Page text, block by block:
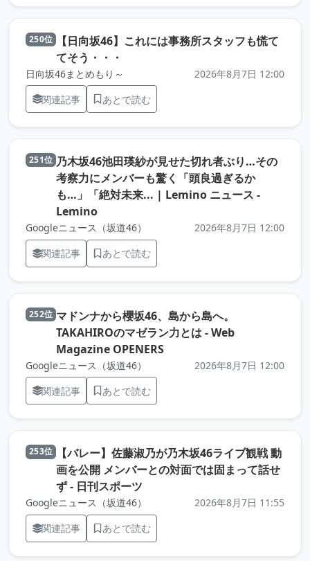
250位
【日向坂46】これには事務所スタッフも慌て
てそう・・・
日向坂46まとめもり～
2026年8月7日 12:00
関連記事
あとで読む
251位 乃木坂46池田瑛紗が見せた切れ者ぶり…その
考察力にメンバーも驚く「頭良過ぎるか
も…」「絶対未来... | Lemino ニュース -
Lemino（元記事を新しいタブで開きます）
Googleニュース（坂道46）
2026年8月7日 12:00
関連記事
あとで読む
252位 マドンナから櫻坂46、島から島へ。
TAKAHIROのマゼラン力とは - Web
Magazine OPENERS（元記事を新しいタブで開
Googleニュース（坂道46）
2026年8月7日 12:00
関連記事
あとで読む
253位
【バレー】佐藤淑乃が乃木坂46ライブ観戦 動
画を公開 メンバーとの対面では固まって話せ
ず - 日刊スポーツ
Googleニュース（坂道46）
2026年8月7日 11:55
関連記事
あとで読む